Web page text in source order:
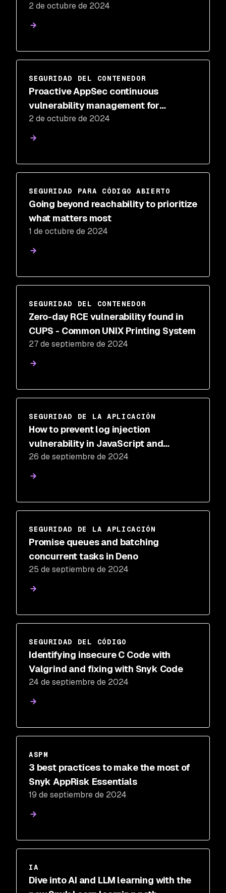
Application Security Testing for the
3rd consecutive year
2 de octubre de 2024
SEGURIDAD DEL CONTENEDOR
Proactive AppSec continuous
vulnerability management for
developers and security teams
2 de octubre de 2024
SEGURIDAD PARA CÓDIGO ABIERTO
Going beyond reachability to prioritize
what matters most
1 de octubre de 2024
SEGURIDAD DEL CONTENEDOR
Zero-day RCE vulnerability found in
CUPS - Common UNIX Printing System
27 de septiembre de 2024
SEGURIDAD DE LA APLICACIÓN
How to prevent log injection
vulnerability in JavaScript and
Node.js applications
26 de septiembre de 2024
SEGURIDAD DE LA APLICACIÓN
Promise queues and batching
concurrent tasks in Deno
25 de septiembre de 2024
SEGURIDAD DEL CÓDIGO
Identifying insecure C Code with
Valgrind and fixing with Snyk Code
24 de septiembre de 2024
ASPM
3 best practices to make the most of
Snyk AppRisk Essentials
19 de septiembre de 2024
IA
Dive into AI and LLM learning with the